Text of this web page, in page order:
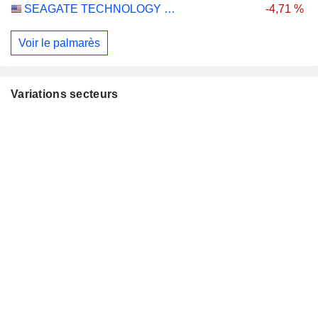
SEAGATE TECHNOLOGY HOLDINGS PLC -4,71 %
Voir le palmarès
Variations secteurs